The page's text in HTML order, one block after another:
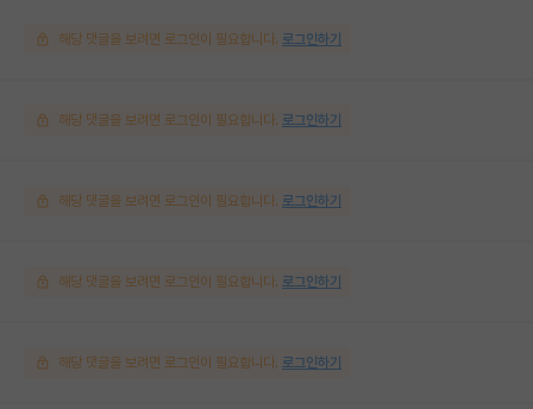
해당 댓글을 보려면 로그인이 필요합니다. 로그인하기
해당 댓글을 보려면 로그인이 필요합니다. 로그인하기
해당 댓글을 보려면 로그인이 필요합니다. 로그인하기
해당 댓글을 보려면 로그인이 필요합니다. 로그인하기
해당 댓글을 보려면 로그인이 필요합니다. 로그인하기